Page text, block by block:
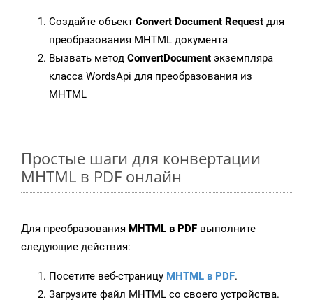
Создайте объект Convert Document Request для
преобразования MHTML документа
Вызвать метод ConvertDocument экземпляра
класса WordsApi для преобразования из
MHTML
Простые шаги для конвертации
MHTML в PDF онлайн
Для преобразования MHTML в PDF выполните
следующие действия:
Посетите веб-страницу MHTML в PDF.
Загрузите файл MHTML со своего устройства.